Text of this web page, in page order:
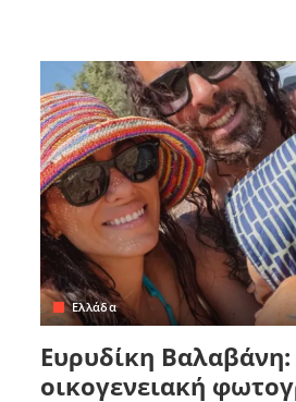
Ελλάδα
Ευρυδίκη
οικογενειακή